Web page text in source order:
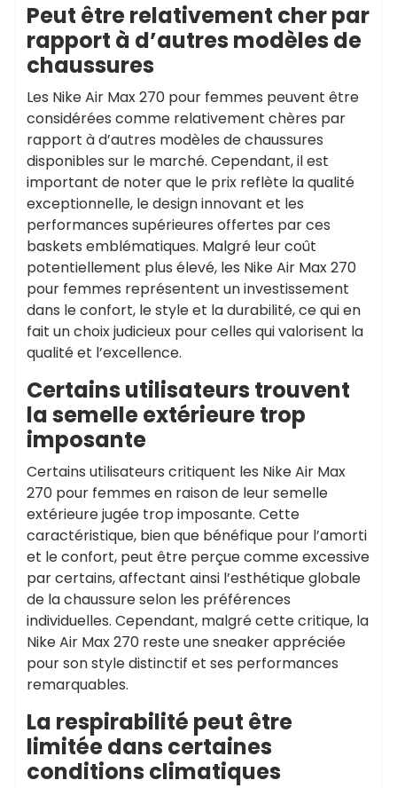
Peut être relativement cher par
rapport à d’autres modèles de
chaussures
Les Nike Air Max 270 pour femmes peuvent être
considérées comme relativement chères par
rapport à d’autres modèles de chaussures
disponibles sur le marché. Cependant, il est
important de noter que le prix reflète la qualité
exceptionnelle, le design innovant et les
performances supérieures offertes par ces
baskets emblématiques. Malgré leur coût
potentiellement plus élevé, les Nike Air Max 270
pour femmes représentent un investissement
dans le confort, le style et la durabilité, ce qui en
fait un choix judicieux pour celles qui valorisent la
qualité et l’excellence.
Certains utilisateurs trouvent
la semelle extérieure trop
imposante
Certains utilisateurs critiquent les Nike Air Max
270 pour femmes en raison de leur semelle
extérieure jugée trop imposante. Cette
caractéristique, bien que bénéfique pour l’amorti
et le confort, peut être perçue comme excessive
par certains, affectant ainsi l’esthétique globale
de la chaussure selon les préférences
individuelles. Cependant, malgré cette critique, la
Nike Air Max 270 reste une sneaker appréciée
pour son style distinctif et ses performances
remarquables.
La respirabilité peut être
limitée dans certaines
conditions climatiques